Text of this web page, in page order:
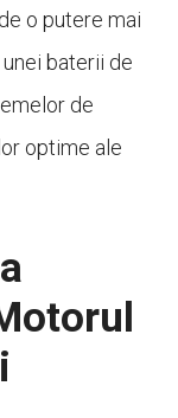
o putere mai
baterii de
de
optime ale